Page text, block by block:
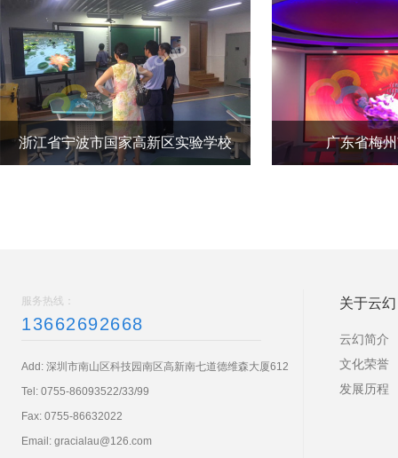
浙江省宁波市国家高新区实验学校 广东省梅
服务热线：
13662692668
Add: 深圳市南山区科技园南区高新南七道德维森大厦612
Tel: 0755-86093522/33/99
Fax: 0755-86632022
Email: gracialau@126.com
关于云幻
云幻简介
文化荣誉
发展历程